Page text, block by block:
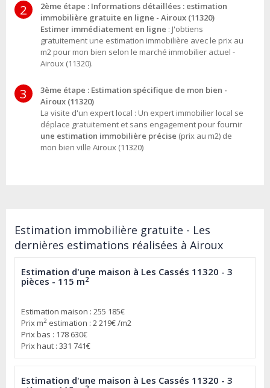
2
2ème étape : Informations détaillées : estimation
immobilière gratuite en ligne - Airoux (11320)
Estimer immédiatement en ligne : J'obtiens
gratuitement une estimation immobilière avec le prix au
m2 pour mon bien selon le marché immobilier actuel -
Airoux (11320).
3
3ème étape : Estimation spécifique de mon bien -
Airoux (11320)
La visite d'un expert local : Un expert immobilier local se
déplace gratuitement et sans engagement pour fournir
une estimation immobilière précise (prix au m2) de
mon bien ville Airoux (11320)
Estimation immobilière gratuite - Les
dernières estimations réalisées à Airoux
Estimation d'une maison à Les Cassés 11320 - 3
pièces - 115 m2
Estimation maison : 255 185€
Prix m2 estimation : 2 219€ /m2
Prix bas : 178 630€
Prix haut : 331 741€
Estimation d'une maison à Les Cassés 11320 - 3